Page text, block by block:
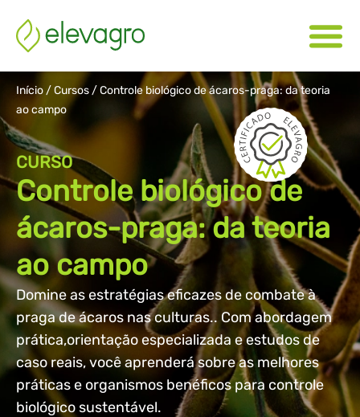
Início/Cursos/Controle biológico de ácaros-praga: da teoria
ao campo
CURSO
Controle biológico de
ácaros-praga: da teoria
ao campo
Domine as estratégias eficazes de combate à
praga de ácaros nas culturas.. Com abordagem
prática,orientação especializada e estudos de
caso reais, você aprenderá sobre as melhores
práticas e organismos benéficos para controle
biológico sustentável.